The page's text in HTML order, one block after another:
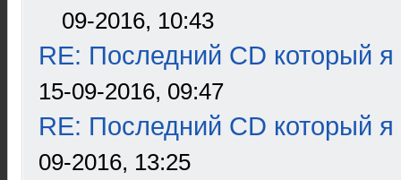
09-2016, 10:43
RE: Последний CD который я
15-09-2016, 09:47
RE: Последний CD который я
09-2016, 13:25